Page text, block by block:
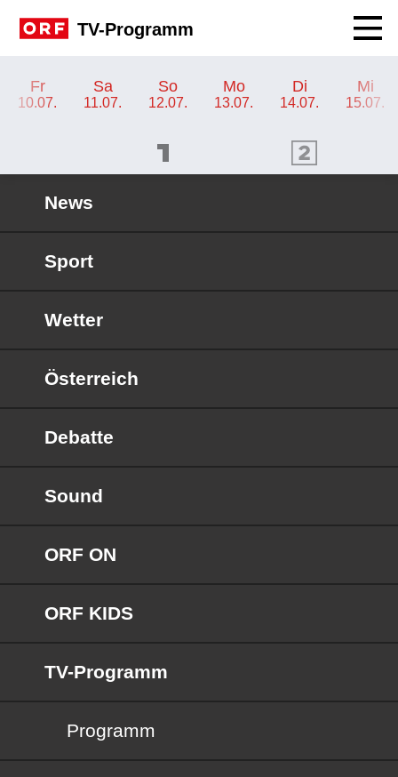
TV-Programm
Fr
10.07.
Sa
11.07.
So
12.07.
Mo
13.07.
Di
14.07.
Mi
15.07.
ORF 2 Programm
News
Sport
Wetter
Österreich
Debatte
Sound
ORF ON
ORF KIDS
TV-Programm
Programm